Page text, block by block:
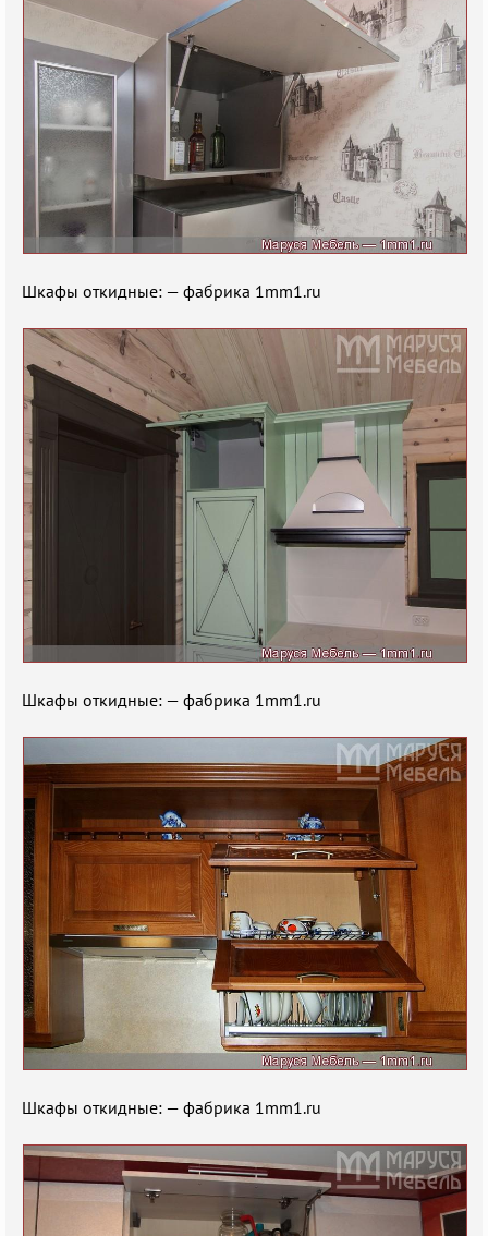
Шкафы откидные: — фабрика 1mm1.ru
Шкафы откидные: — фабрика 1mm1.ru
Шкафы откидные: — фабрика 1mm1.ru